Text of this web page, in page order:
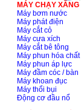
MÁY CHẠY
Máy bơm nước
Máy phát điện
Máy cắt cỏ
Máy cưa xích
Máy cắt bê tông
Máy phun hóa chất
Máy phun áp lực
Máy đầm cóc / bàn
Máy khoan đục
Máy thổi bụi
Động cơ đầu nổ